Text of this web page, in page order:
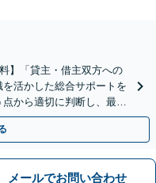
】「貸主・借主双方への
活かした総合サポートを
から適切に判断し、最適
夜間相談可】
メールでお問い合わせ